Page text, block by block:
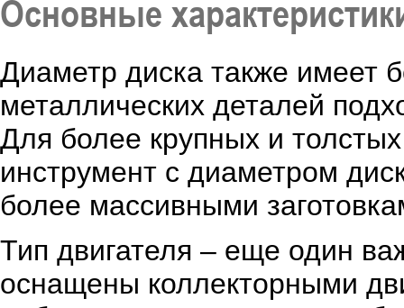
Основные
Диаметр диска также имеет
металлических деталей
Для более крупных и
инструмент с диаметром
более массивными
Тип двигателя – еще один
оснащены коллекторными